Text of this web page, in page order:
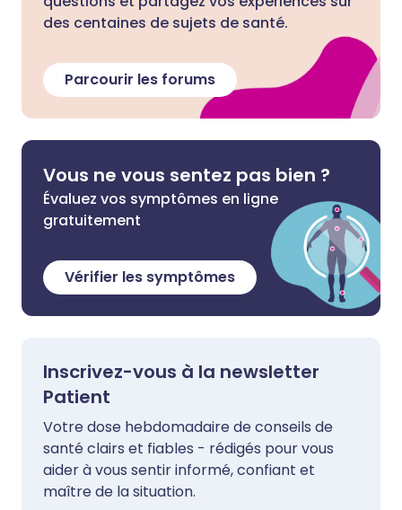
des centaines de sujets de santé.
Parcourir les forums
Vous ne vous sentez pas bien ?
Évaluez vos symptômes en ligne
gratuitement
Vérifier les symptômes
Inscrivez-vous à la newsletter
Patient
Votre dose hebdomadaire de conseils de
santé clairs et fiables - rédigés pour vous
aider à vous sentir informé, confiant et
maître de la situation.